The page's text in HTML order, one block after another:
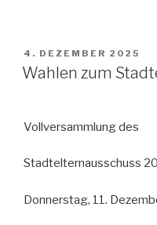
VERÖFFENTLICHT
AM
4. DEZEMBER 2025
Wahlen zum
Vollversammlung des
Stadtelternausschuss
Donnerstag, 11.